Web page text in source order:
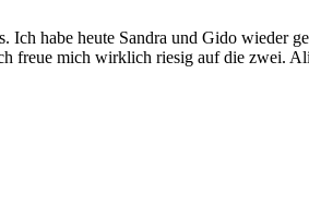
Ich habe heute Sandra und Gido wieder
freue mich wirklich riesig auf die zwei.